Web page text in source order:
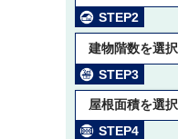
STEP2
建物階数を選択
STEP3
屋根面積を選択
STEP4